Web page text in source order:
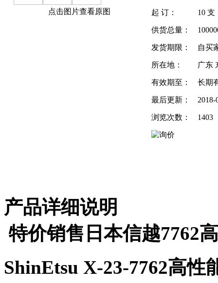
点击图片查看原图 起 订： 10 支
供货总量：
发货期限： 自买
所在地： 广东
有效期至： 长期
最后更新： 2018-
浏览次数： 1403
产品详细说明
特价销售日本信越7762
ShinEtsu X-23-7762高性